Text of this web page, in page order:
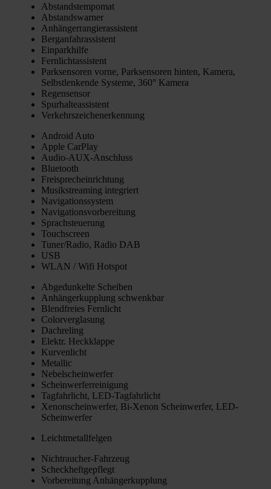
Abstands­tem­po­mat
Abstands­war­ner
Anhän­ger­ran­gier­as­sis­tent
Berg­an­fahr­as­sis­tent
Ein­park­hil­fe
Fern­licht­as­sis­tent
Park­sen­so­ren vor­ne, Park­sen­so­ren hin­ten, Kame­ra,
Selbst­len­ken­de Sys­te­me, 360° Kame­ra
Regen­sen­sor
Spur­hal­te­as­sis­tent
Ver­kehrs­zei­chen­er­ken­nung
Android Auto
Apple Car­Play
Audio-AUX-Anschluss
Blue­tooth
Frei­sprech­ein­rich­tung
Musik­strea­ming inte­griert
Navi­ga­ti­ons­sys­tem
Navi­ga­ti­ons­vor­be­rei­tung
Sprach­steue­rung
Touch­screen
Tuner/Radio, Radio DAB
USB
WLAN / Wifi Hot­spot
Abge­dun­kel­te Schei­ben
Anhän­ger­kupp­lung schwenk­bar
Blend­frei­es Fern­licht
Color­ver­gla­sung
Dach­re­ling
Elektr. Heck­klap­pe
Kur­ven­licht
Metal­lic
Nebel­schein­wer­fer
Schein­wer­fer­rei­ni­gung
Tag­fahr­licht, LED-Tag­fahr­licht
Xenon­schein­wer­fer, Bi-Xenon Schein­wer­fer, LED-
Schein­wer­fer
Leicht­me­tall­fel­gen
Nicht­rau­cher-Fahr­zeug
Scheck­heft­ge­pflegt
Vor­be­rei­tung Anhän­ger­kupp­lung